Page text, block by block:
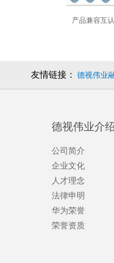
产品兼容互认证
友情链接： 德视伟业
德视伟业介
公司简介
企业文化
人才理念
法律申明
华为荣誉
荣誉资质